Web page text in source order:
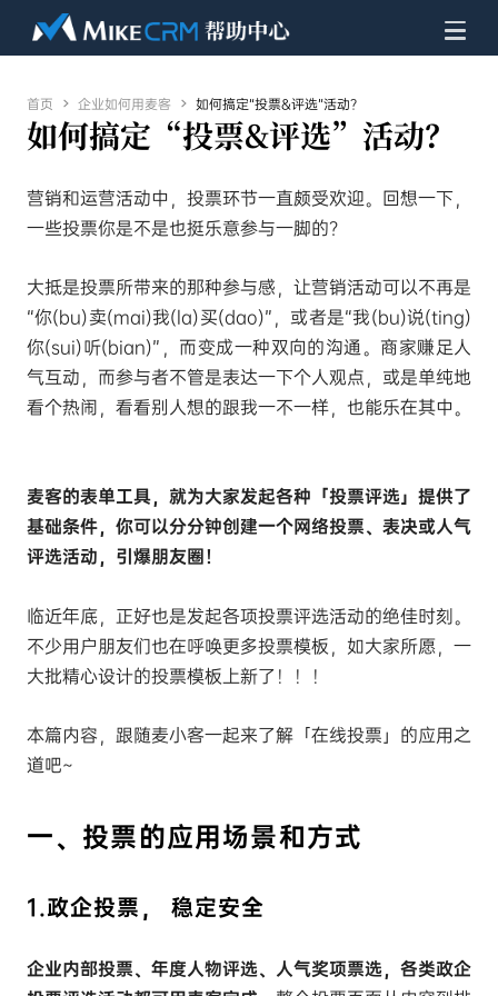
首页  企业如何用麦客  如何搞定“投票&评选”活动？
如何搞定“投票&评选”活动？
营销和运营活动中，投票环节一直颇受欢迎。回想一下，
一些投票你是不是也挺乐意参与一脚的？
大抵是投票所带来的那种参与感，让营销活动可以不再是
“你(bu)卖(mai)我(la)买(dao)”，或者是“我(bu)说(ting)
你(sui)听(bian)”，而变成一种双向的沟通。商家赚足人
气互动，而参与者不管是表达一下个人观点，或是单纯地
看个热闹，看看别人想的跟我一不一样，也能乐在其中。
麦客的表单工具，就为大家发起各种「投票评选」提供了
基础条件，你可以分分钟创建一个网络投票、表决或人气
评选活动，引爆朋友圈！
临近年底，正好也是发起各项投票评选活动的绝佳时刻。
不少用户朋友们也在呼唤更多投票模板，如大家所愿，一
大批精心设计的投票模板上新了！！！
本篇内容，跟随麦小客一起来了解「在线投票」的应用之
道吧~
一、投票的应用场景和方式
1.政企投票， 稳定安全
企业内部投票、年度人物评选、人气奖项票选，各类政企